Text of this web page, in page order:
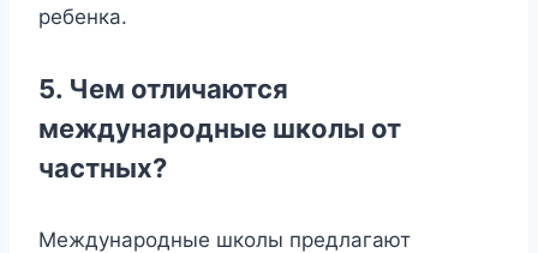
ребенка.
5. Чем отличаются
международные школы от
частных?
Международные школы предлагают